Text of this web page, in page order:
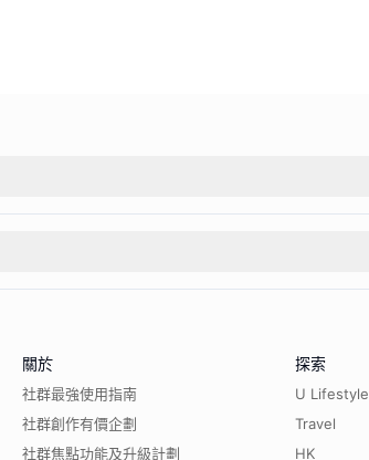
關於
社群最強使用指南
社群創作有價企劃
社群焦點功能及升級計劃
探索
U Lifestyle
Travel
HK